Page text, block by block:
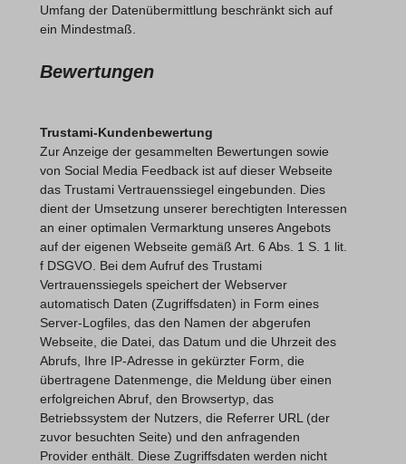
Umfang der Datenübermittlung beschränkt sich auf
ein Mindestmaß.
Bewertungen
Trustami-Kundenbewertung
Zur Anzeige der gesammelten Bewertungen sowie
von Social Media Feedback ist auf dieser Webseite
das Trustami Vertrauenssiegel eingebunden. Dies
dient der Umsetzung unserer berechtigten Interessen
an einer optimalen Vermarktung unseres Angebots
auf der eigenen Webseite gemäß Art. 6 Abs. 1 S. 1 lit.
f DSGVO. Bei dem Aufruf des Trustami
Vertrauenssiegels speichert der Webserver
automatisch Daten (Zugriffsdaten) in Form eines
Server-Logfiles, das den Namen der abgerufen
Webseite, die Datei, das Datum und die Uhrzeit des
Abrufs, Ihre IP-Adresse in gekürzter Form, die
übertragene Datenmenge, die Meldung über einen
erfolgreichen Abruf, den Browsertyp, das
Betriebssystem der Nutzers, die Referrer URL (der
zuvor besuchten Seite) und den anfragenden
Provider enthält. Diese Zugriffsdaten werden nicht